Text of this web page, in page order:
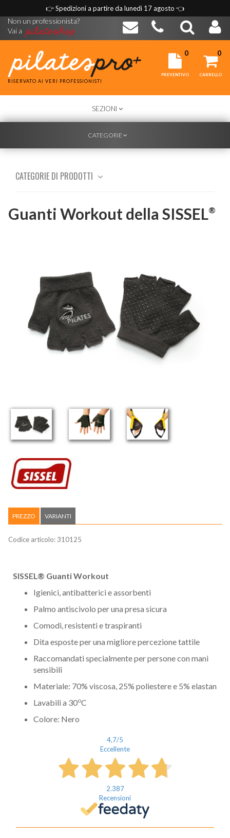
👉Spedizioni a partire da lunedì 17 agosto 👈
Non un professionista?
Vai a
RISERVATO AI VERI PROFESSIONISTI
0
PREVENTIVO
0
CARRELLO
TOGGLE
NAVIGATION
SEZIONI
TOGGLE
CATEGORIE
CATEGORIE DI PRODOTTI
Guanti Workout della SISSEL®
PREZZO VARIANTI
Codice articolo: 310125
SISSEL® Guanti Workout
Igienici, antibatterici e assorbenti
Palmo antiscivolo per una presa sicura
Comodi, resistenti e traspiranti
Dita esposte per una migliore percezione tattile
Raccomandati specialmente per persone con mani
sensibili
Materiale: 70% viscosa, 25% poliestere e 5% elastan
Lavabili a 30oC
Colore: Nero
4,7/5
Eccellente
2.387
Recensioni